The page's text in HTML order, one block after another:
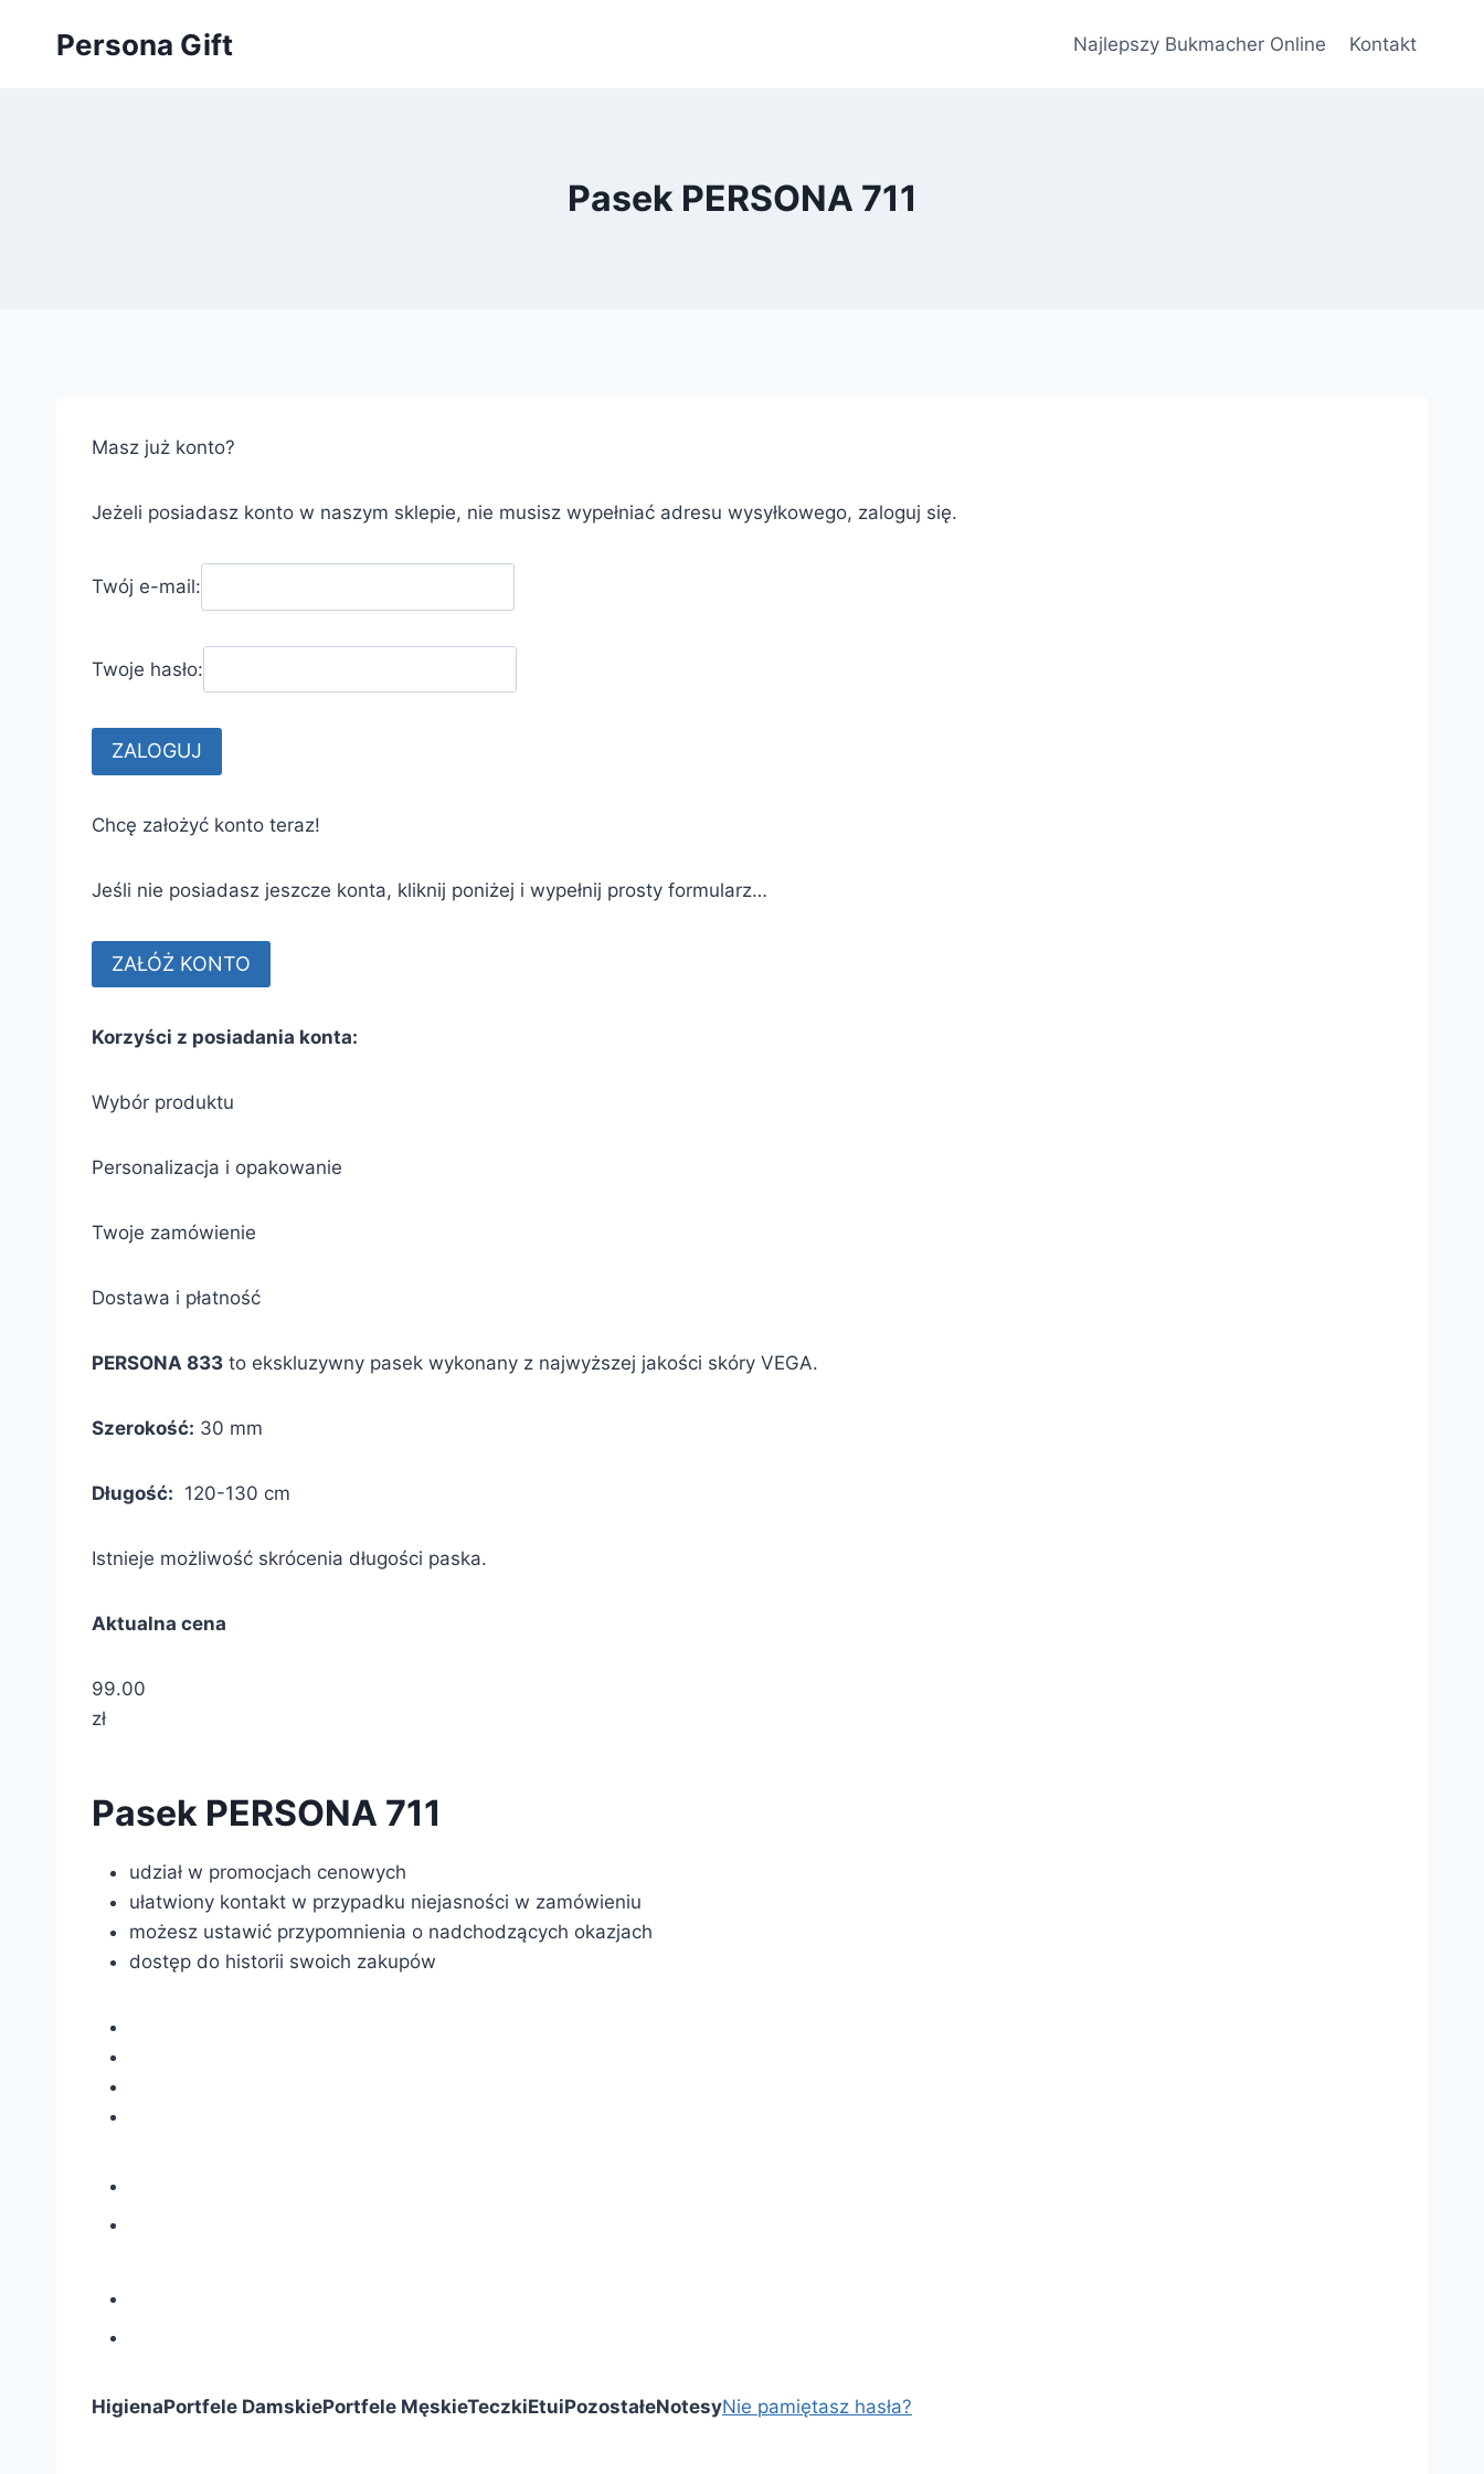
Persona Gift Najlepszy Bukmacher Online Kontakt
Pasek PERSONA 711
Masz już konto?
Jeżeli posiadasz konto w naszym sklepie, nie musisz wypełniać adresu wysyłkowego, zaloguj się.
Twój e-mail:
Twoje hasło:
Chcę założyć konto teraz!
Jeśli nie posiadasz jeszcze konta, kliknij poniżej i wypełnij prosty formularz…
Korzyści z posiadania konta:
Wybór produktu
Personalizacja i opakowanie
Twoje zamówienie
Dostawa i płatność
PERSONA 833 to ekskluzywny pasek wykonany z najwyższej jakości skóry VEGA.
Szerokość: 30 mm
Długość: 120-130 cm
Istnieje możliwość skrócenia długości paska.
Aktualna cena
99.00
zł
Pasek PERSONA 711
udział w promocjach cenowych
ułatwiony kontakt w przypadku niejasności w zamówieniu
możesz ustawić przypomnienia o nadchodzących okazjach
dostęp do historii swoich zakupów
HigienaPortfele DamskiePortfele MęskieTeczkiEtuiPozostałeNotesyNie pamiętasz hasła?